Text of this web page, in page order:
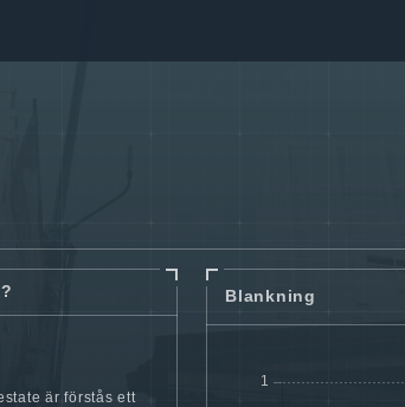
är förstås ett
Blankning